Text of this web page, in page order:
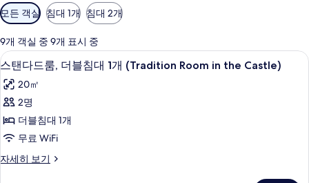
객
실
에
사
용
가
능
한
터
모든 객실 침대 1개 침대 2개
9개 객실 중 9개 표시 중
스
탠
다
드
룸,
더
블
고급 침구, 셀렉트 컴포트 침대, 미니바
2
스탠다드룸, 더블침대 1개 (Tradition Room in the Castle)
20㎡
2명
더블침대 1개
무료 WiFi
자세히 보기
스